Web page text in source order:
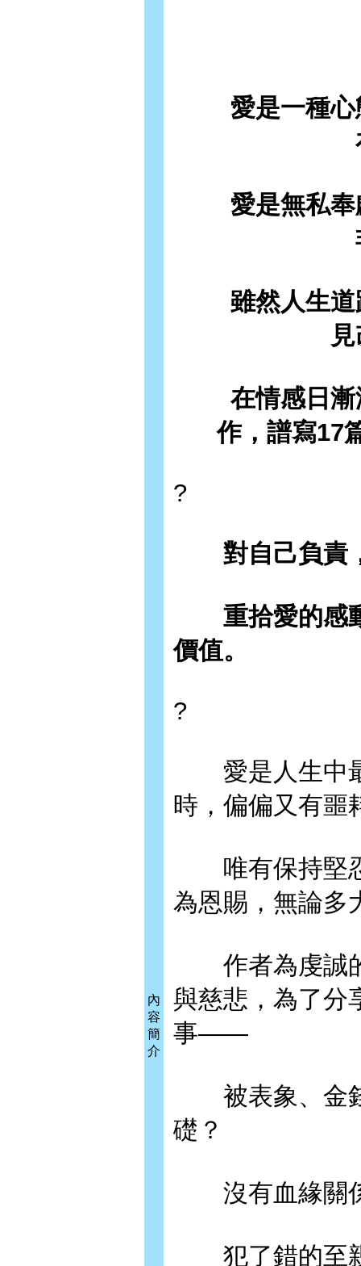
內
容
簡
介
愛是一種心
愛是無私奉
雖然人生道
在情感日漸
作，譜寫17
?
對自己負責
重拾愛的感動
價值。
?
愛是人生中最
時，偏偏又有噩
唯有保持堅忍
為恩賜，無論多
作者為虔誠的
與慈悲，為了分
事——
被表象、金錢
礎？
沒有血緣關係
犯了錯的至